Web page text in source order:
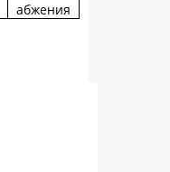
абжения